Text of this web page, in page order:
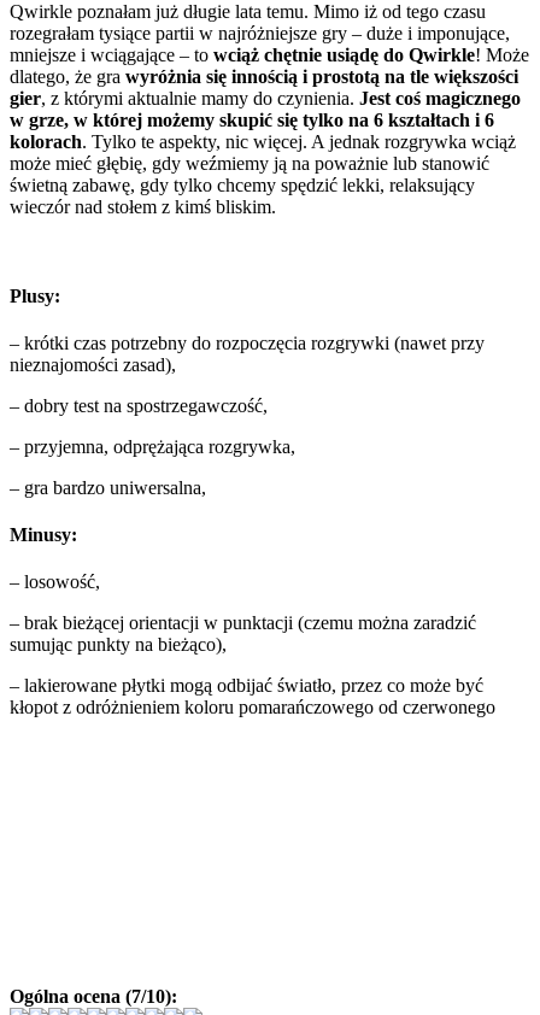
Qwirkle poznałam już długie lata temu. Mimo iż od tego czasu
rozegrałam tysiące partii w najróżniejsze gry – duże i imponujące,
mniejsze i wciągające – to wciąż chętnie usiądę do Qwirkle! Może
dlatego, że gra wyróżnia się innością i prostotą na tle większości
gier, z którymi aktualnie mamy do czynienia. Jest coś magicznego
w grze, w której możemy skupić się tylko na 6 kształtach i 6
kolorach. Tylko te aspekty, nic więcej. A jednak rozgrywka wciąż
może mieć głębię, gdy weźmiemy ją na poważnie lub stanowić
świetną zabawę, gdy tylko chcemy spędzić lekki, relaksujący
wieczór nad stołem z kimś bliskim.
Plusy:
– krótki czas potrzebny do rozpoczęcia rozgrywki (nawet przy
nieznajomości zasad),
– dobry test na spostrzegawczość,
– przyjemna, odprężająca rozgrywka,
– gra bardzo uniwersalna,
Minusy:
– losowość,
– brak bieżącej orientacji w punktacji (czemu można zaradzić
sumując punkty na bieżąco),
– lakierowane płytki mogą odbijać światło, przez co może być
kłopot z odróżnieniem koloru pomarańczowego od czerwonego
Ogólna ocena (7/10):